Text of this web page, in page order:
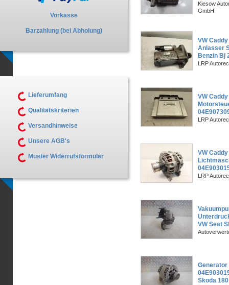
Kiesow
GmbH
VW
Anlasser
Benzin Bj
LRP
VW
LRP
VW
LRP
VW Seat
Skoda
Vorkasse
Barzahlung (bei Abholung)
Lieferumfang
Qualitätskriterien
Versandhinweise
Unsere AGB's
Muster Widerrufsformular